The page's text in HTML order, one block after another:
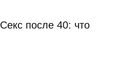
Секс после 40: что